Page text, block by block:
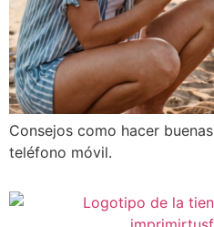
Consejos como hacer
teléfono móvil.